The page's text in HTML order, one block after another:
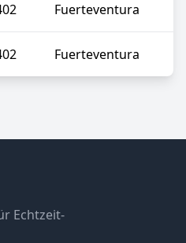
Fuerteventura
Fuerteventura
Echtzeit-